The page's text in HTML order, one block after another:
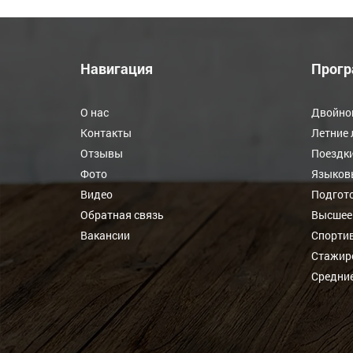
Навигация
О нас
Контакты
Отзывы
Фото
Видео
Обратная связь
Вакансии
Летние
Высшее